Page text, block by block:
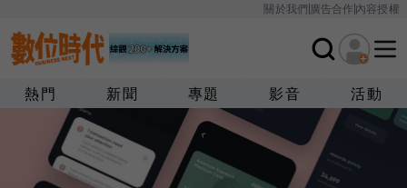
關於我們廣告合作內容授權
熱門 新聞 專題 影音 活動